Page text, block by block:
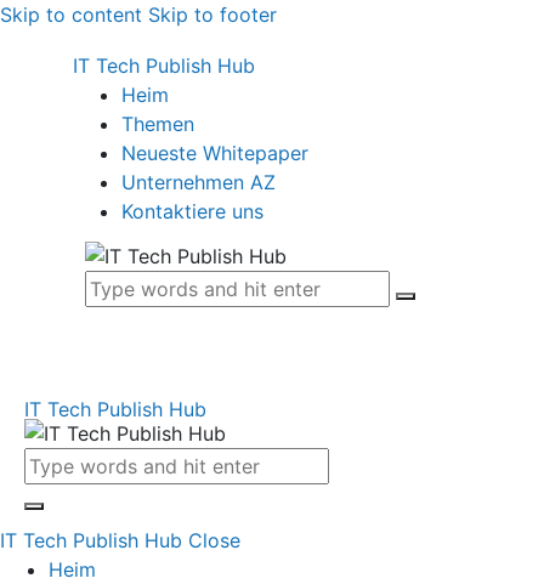
Skip to content Skip to footer
IT Tech Publish Hub
Heim
Themen
Neueste Whitepaper
Unternehmen AZ
Kontaktiere uns
IT Tech Publish Hub
IT Tech Publish Hub Close
Heim